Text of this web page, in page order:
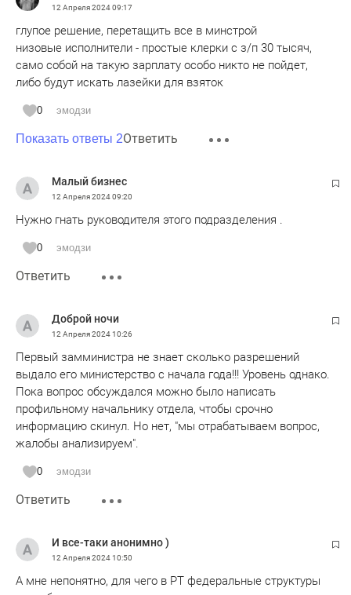
12 Апреля 202409:17
глупое решение, перетащить все в минстрой
низовые исполнители - простые клерки с з/п 30 тысяч,
само собой на такую зарплату особо никто не пойдет,
либо будут искать лазейки для взяток
0 эмодзи
Показать ответы 2Ответить
Малый бизнес
12 Апреля 202409:20
Нужно гнать руководителя этого подразделения .
0 эмодзи
Ответить
Доброй ночи
12 Апреля 202410:26
Первый замминистра не знает сколько разрешений
выдало его министерство с начала года!!! Уровень однако.
Пока вопрос обсуждался можно было написать
профильному начальнику отдела, чтобы срочно
информацию скинул. Но нет, "мы отрабатываем вопрос,
жалобы анализируем".
0 эмодзи
Ответить
И все-таки анонимно )
12 Апреля 202410:50
А мне непонятно, для чего в РТ федеральные структуры